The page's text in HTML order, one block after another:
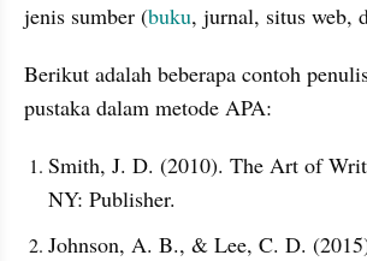
jenis sumber (buku, jurnal, situs web,
Berikut adalah beberapa contoh
pustaka dalam metode APA:
Smith, J. D. (2010). The Art of
NY: Publisher.
Johnson, A. B., & Lee, C. D.